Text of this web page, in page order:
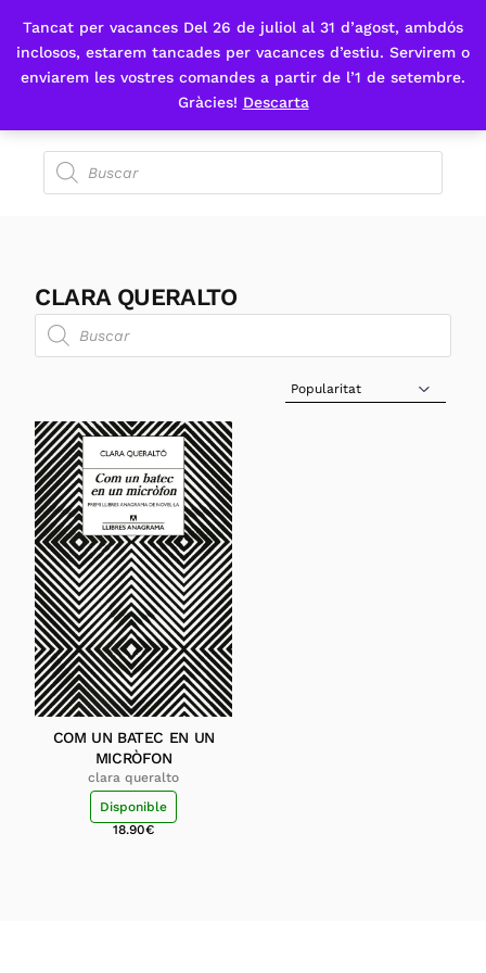
Tancat per vacances Del 26 de juliol al 31 d’agost, ambdós
inclosos, estarem tancades per vacances d’estiu. Servirem o
enviarem les vostres comandes a partir de l’1 de setembre.
Gràcies! Descarta
Fes-te'n sòcia
CLARA QUERALTO
Sort Products
COM UN BATEC EN UN
MICRÒFON
clara queralto
Disponible
18.90€